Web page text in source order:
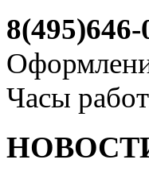
8(495)646-
Часы